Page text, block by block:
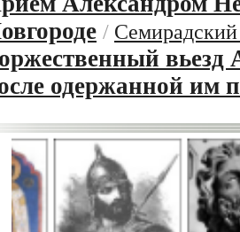
/
вьезд
одержанной им